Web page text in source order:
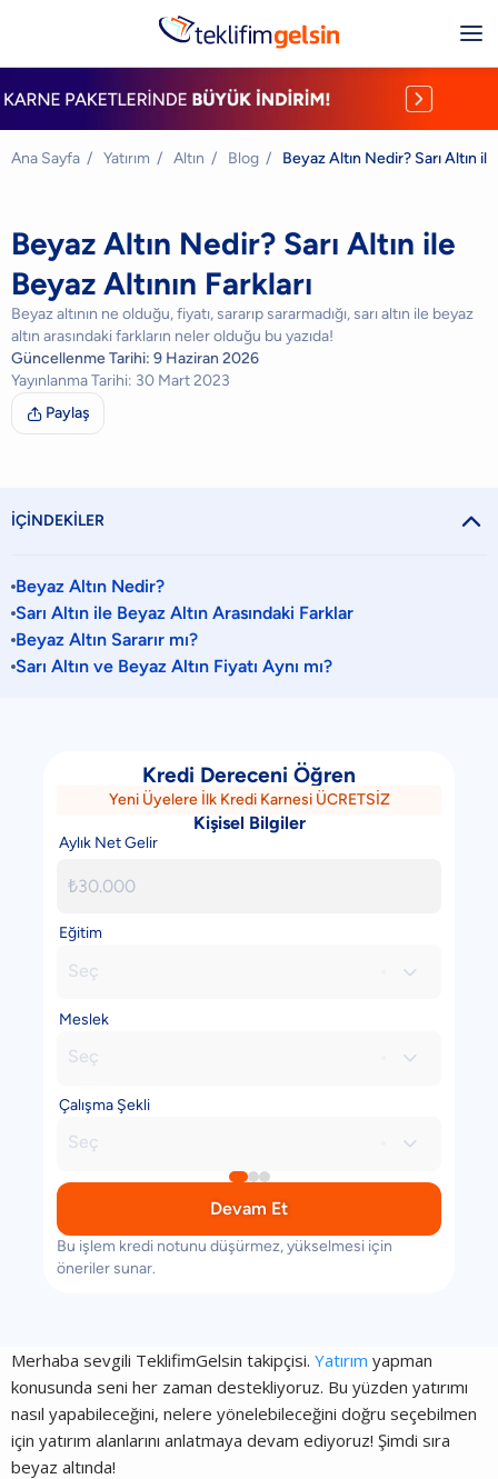
Ana Sayfa / Yatırım / Altın / Blog / Beyaz Altın Nedir? Sarı Altın
Beyaz Altın Nedir? Sarı Altın ile
Beyaz Altının Farkları
Beyaz altının ne olduğu, fiyatı, sararıp sararmadığı, sarı altın ile beyaz
altın arasındaki farkların neler olduğu bu yazıda!
Güncellenme Tarihi: 9 Haziran 2026
Yayınlanma Tarihi: 30 Mart 2023
 Paylaş
İÇİNDEKİLER 
Beyaz Altın Nedir?
Sarı Altın ile Beyaz Altın Arasındaki Farklar
Beyaz Altın Sararır mı?
Sarı Altın ve Beyaz Altın Fiyatı Aynı mı?
Kredi Dereceni Öğren
Yeni Üyelere İlk Kredi Karnesi ÜCRETSİZ
Kişisel Bilgiler
Aylık Net Gelir
Eğitim
Seç 
Meslek
Seç 
Çalışma Şekli
Seç 
Devam Et
Bu işlem kredi notunu düşürmez, yükselmesi için
öneriler sunar.
Merhaba sevgili TeklifimGelsin takipçisi. Yatırım yapman
konusunda seni her zaman destekliyoruz. Bu yüzden yatırımı
nasıl yapabileceğini, nelere yönelebileceğini doğru seçebilmen
için yatırım alanlarını anlatmaya devam ediyoruz! Şimdi sıra
beyaz altında!